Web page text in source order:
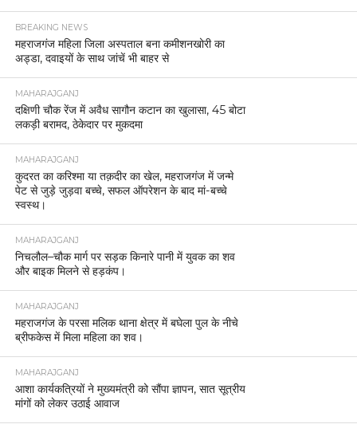
BREAKING NEWS
महराजगंज महिला जिला अस्पताल बना कमीशनखोरी का
अड्डा, दवाइयों के साथ जांचें भी बाहर से
MAHARAJGANJ
दक्षिणी चौक रेंज में अवैध सागौन कटान का खुलासा, 45 बोटा
लकड़ी बरामद, ठेकेदार पर मुकदमा
MAHARAJGANJ
कुदरत का करिश्मा या तक़दीर का खेल, महराजगंज में जन्मे
पेट से जुड़े जुड़वा बच्चे, सफल ऑपरेशन के बाद मां-बच्चे
स्वस्थ।
MAHARAJGANJ
निचलौल–चौक मार्ग पर सड़क किनारे पानी में युवक का शव
और बाइक मिलने से हड़कंप।
MAHARAJGANJ
महराजगंज के परसा मलिक थाना क्षेत्र में बघेला पुल के नीचे
ब्रीफकेस में मिला महिला का शव।
MAHARAJGANJ
आशा कार्यकत्रियों ने मुख्यमंत्री को सौंपा ज्ञापन, सात सूत्रीय
मांगों को लेकर उठाई आवाज